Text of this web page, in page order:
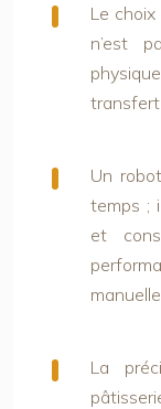
Le choix
n’est
transfert
Un
temps ;
et
La